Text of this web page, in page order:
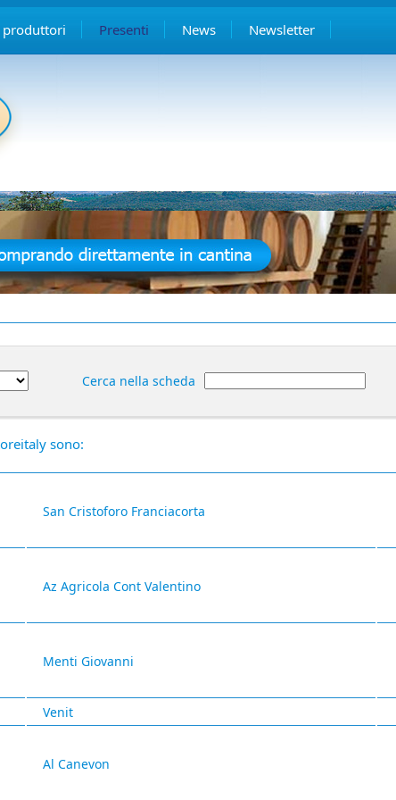
produttori Presenti News Newsletter
Cerca nella scheda
sono:
San Cristoforo Franciacorta
Az Agricola Cont Valentino
Menti Giovanni
Venit
Al Canevon